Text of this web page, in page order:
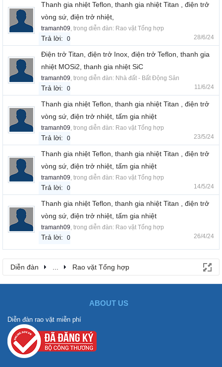
Thanh gia nhiệt Teflon, thanh gia nhiệt Titan , điện trở
vòng sứ, điện trở nhiệt,
tramanh09, trong diễn đàn: Rao vặt Tổng hợp
Trả lời: 0 28/6/24
Điện trở Titan, điện trở Inox, điện trở Teflon, thanh gia
nhiệt MOSi2, thanh gia nhiệt SiC
tramanh09, trong diễn đàn: Nhà đất - Bất Động Sản
Trả lời: 0 11/6/24
Thanh gia nhiệt Teflon, thanh gia nhiệt Titan , điện trở
vòng sứ, điện trở nhiệt, tấm gia nhiệt
tramanh09, trong diễn đàn: Rao vặt Tổng hợp
Trả lời: 0 23/5/24
Thanh gia nhiệt Teflon, thanh gia nhiệt Titan , điện trở
vòng sứ, điện trở nhiệt, tấm gia nhiệt
tramanh09, trong diễn đàn: Rao vặt Tổng hợp
Trả lời: 0 14/5/24
Thanh gia nhiệt Teflon, thanh gia nhiệt Titan , điện trở
vòng sứ, điện trở nhiệt, tấm gia nhiệt
tramanh09, trong diễn đàn: Rao vặt Tổng hợp
Trả lời: 0 26/4/24
Diễn đàn ... Rao vặt Tổng hợp
ABOUT US
Diễn đàn rao vặt miễn phí